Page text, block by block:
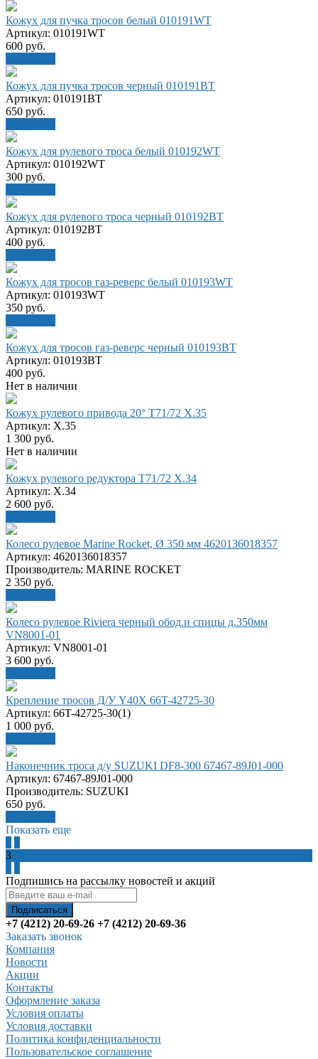
Кожух для пучка тросов белый 010191WT
Артикул: 010191WT
600 руб.
Кожух для пучка тросов черный 010191BT
Артикул: 010191BT
650 руб.
Кожух для рулевого троса белый 010192WT
Артикул: 010192WT
300 руб.
Кожух для рулевого троса черный 010192BT
Артикул: 010192BT
400 руб.
Кожух для тросов газ-реверс белый 010193WT
Артикул: 010193WT
350 руб.
Кожух для тросов газ-реверс черный 010193BT
Артикул: 010193BT
400 руб.
Нет в наличии
Кожух рулевого привода 20° T71/72 X.35
Артикул: X.35
1 300 руб.
Нет в наличии
Кожух рулевого редуктора T71/72 X.34
Артикул: X.34
2 600 руб.
Колесо рулевое Marine Rocket, Ø 350 мм 4620136018357
Артикул: 4620136018357
Производитель: MARINE ROCKET
2 350 руб.
Колесо рулевое Riviera черный обод.и спицы д.350мм
VN8001-01
Артикул: VN8001-01
3 600 руб.
Крепление тросов Д/У Y40X 66T-42725-30
Артикул: 66T-42725-30(1)
1 000 руб.
Наконечник троса д/у SUZUKI DF8-300 67467-89J01-000
Артикул: 67467-89J01-000
Производитель: SUZUKI
650 руб.
Показать еще
3
Подпишись на рассылку новостей и акций
+7 (4212) 20-69-26 +7 (4212) 20-69-36
Заказать звонок
Компания
Новости
Акции
Контакты
Оформление заказа
Условия оплаты
Условия доставки
Политика конфиденциальности
Пользовательское соглашение